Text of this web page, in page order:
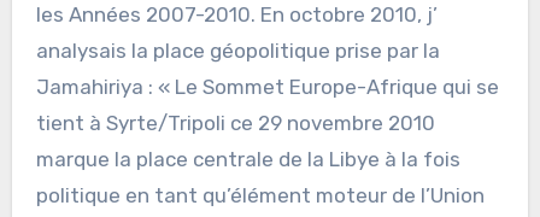
les Années 2007-2010. En octobre 2010, j’
analysais la place géopolitique prise par la
Jamahiriya : « Le Sommet Europe-Afrique qui se
tient à Syrte/Tripoli ce 29 novembre 2010
marque la place centrale de la Libye à la fois
politique en tant qu’élément moteur de l’Union